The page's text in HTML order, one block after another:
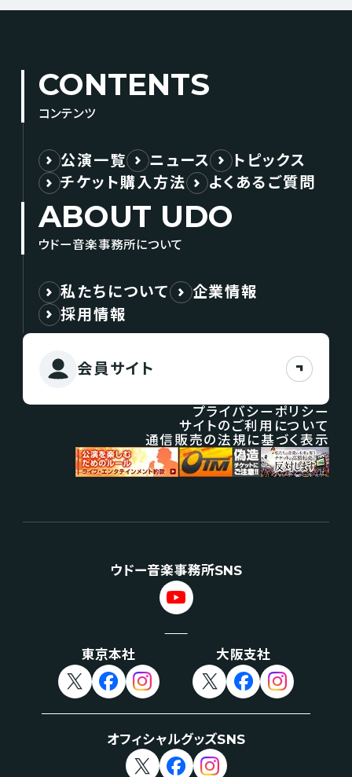
CONTENTS
コンテンツ
公演一覧 ニュース
トピックス
チケット購入方法
よくあるご質問
ABOUT UDO
ウドー音楽事務所について
私たちについて
企業情報
採用情報
会員サイト
プライバシーポリシー
サイトのご利用について
通信販売の法規に基づく表示
ウドー音楽事務所SNS
東京本社 大阪支社
オフィシャルグッズSNS